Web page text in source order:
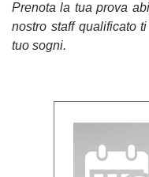
Prenota la tua prova
nostro staff qualificato
tuo sogni.